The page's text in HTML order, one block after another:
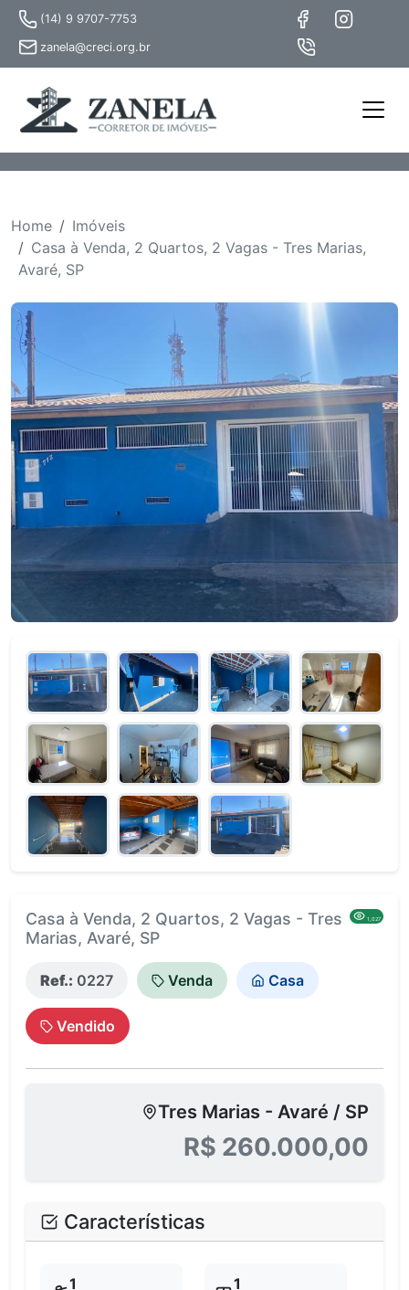
(14) 9 9707-7753
zanela@creci.org.br
Home
Imóveis
Casa à Venda, 2 Quartos, 2 Vagas - Tres Marias,
Avaré, SP
Casa à Venda, 2 Quartos, 2 Vagas - Tres
Marias, Avaré, SP
1,027
Ref.: 0227 Venda Casa
Vendido
Tres Marias - Avaré / SP
R$ 260.000,00
Características
1 1